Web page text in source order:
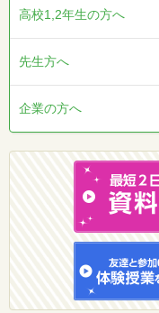
高校1,2年生の方へ
先生方へ
企業の方へ